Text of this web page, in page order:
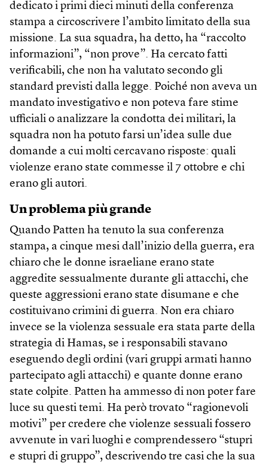
dedicato i primi dieci minuti della conferenza
stampa a circoscrivere l’ambito limitato della sua
missione. La sua squadra, ha detto, ha “raccolto
informazioni”, “non prove”. Ha cercato fatti
verificabili, che non ha valutato secondo gli
standard previsti dalla legge. Poiché non aveva un
mandato investigativo e non poteva fare stime
ufficiali o analizzare la condotta dei militari, la
squadra non ha potuto farsi un’idea sulle due
domande a cui molti cercavano risposte: quali
violenze erano state commesse il 7 ottobre e chi
erano gli autori.
Un problema più grande
Quando Patten ha tenuto la sua conferenza
stampa, a cinque mesi dall’inizio della guerra, era
chiaro che le donne israeliane erano state
aggredite sessualmente durante gli attacchi, che
queste aggressioni erano state disumane e che
costituivano crimini di guerra. Non era chiaro
invece se la violenza sessuale era stata parte della
strategia di Hamas, se i responsabili stavano
eseguendo degli ordini (vari gruppi armati hanno
partecipato agli attacchi) e quante donne erano
state colpite. Patten ha ammesso di non poter fare
luce su questi temi. Ha però trovato “ragionevoli
motivi” per credere che violenze sessuali fossero
avvenute in vari luoghi e comprendessero “stupri
e stupri di gruppo”, descrivendo tre casi che la sua